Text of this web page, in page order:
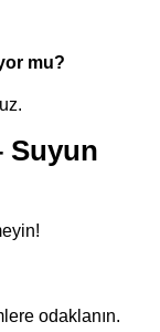
mu?
Suyun
odaklanın.